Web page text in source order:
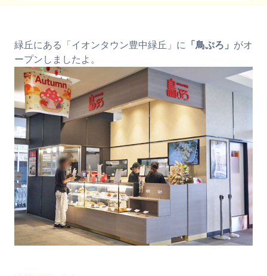
緑丘にある「イオンタウン豊中緑丘」に 「鳥ぷろ」 がオ
ープンしましたよ。